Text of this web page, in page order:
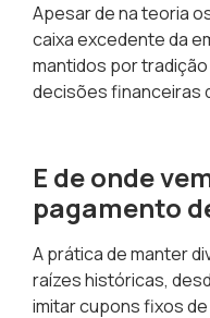
Apesar de na teoria
caixa excedente da
mantidos por
decisões financeiras
E de onde
pagamento
A prática de manter
raízes históricas,
imitar cupons fixos